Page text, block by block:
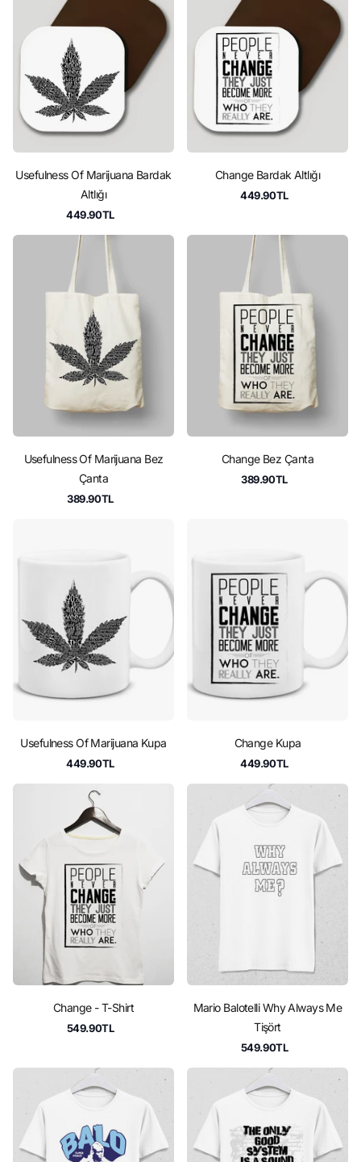
Usefulness Of Marijuana Bardak
Altlığı
449.90TL
Change Bardak Altlığı
449.90TL
Usefulness Of Marijuana Bez
Çanta
389.90TL
Change Bez Çanta
389.90TL
Usefulness Of Marijuana Kupa
449.90TL
Change Kupa
449.90TL
Change - T-Shirt
549.90TL
Mario Balotelli Why Always Me
Tişört
549.90TL